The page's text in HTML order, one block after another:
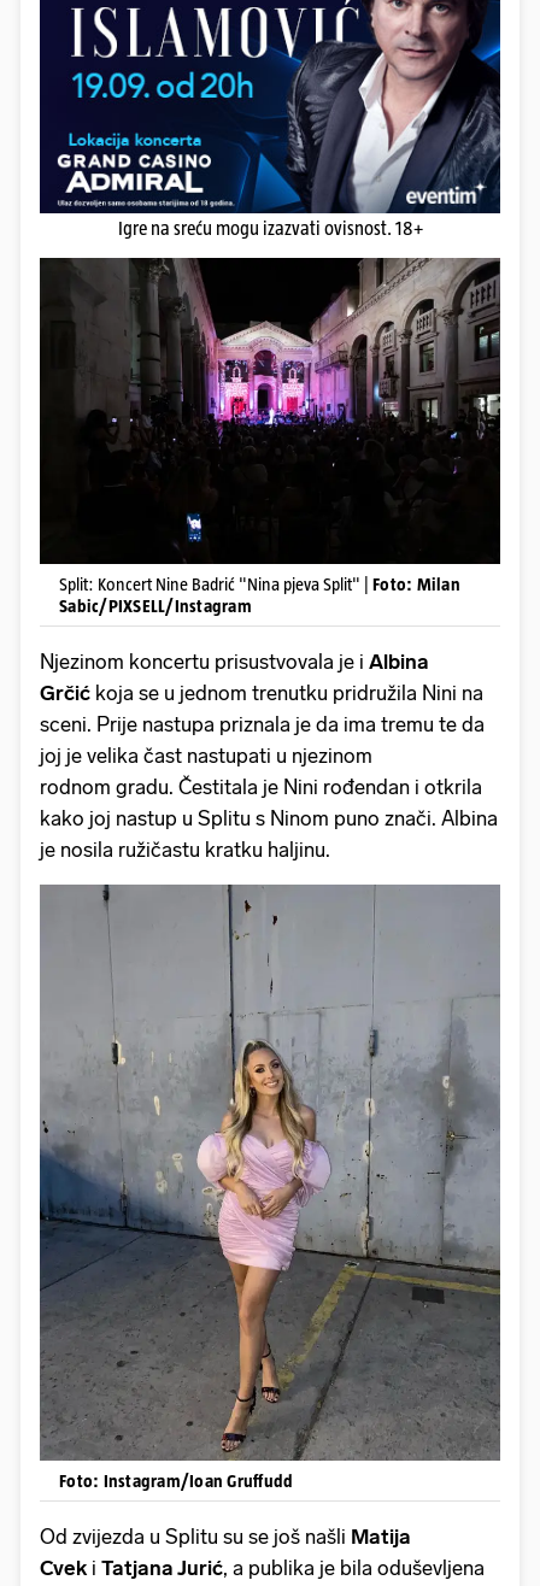
Igre na sreću mogu izazvati ovisnost. 18+
Split: Koncert Nine Badrić "Nina pjeva Split" | Foto: Milan
Sabic/PIXSELL/Instagram
Njezinom koncertu prisustvovala je i Albina
Grčić koja se u jednom trenutku pridružila Nini na
sceni. Prije nastupa priznala je da ima tremu te da
joj je velika čast nastupati u njezinom
rodnom gradu. Čestitala je Nini rođendan i otkrila
kako joj nastup u Splitu s Ninom puno znači. Albina
je nosila ružičastu kratku haljinu.
Foto: Instagram/Ioan Gruffudd
Od zvijezda u Splitu su se još našli Matija
Cvek i Tatjana Jurić, a publika je bila oduševljena